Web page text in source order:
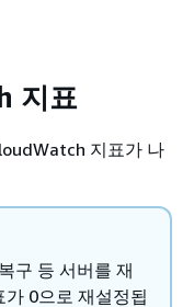
지표
지표가 나
구 등 서버를 재
0으로 재설정됩